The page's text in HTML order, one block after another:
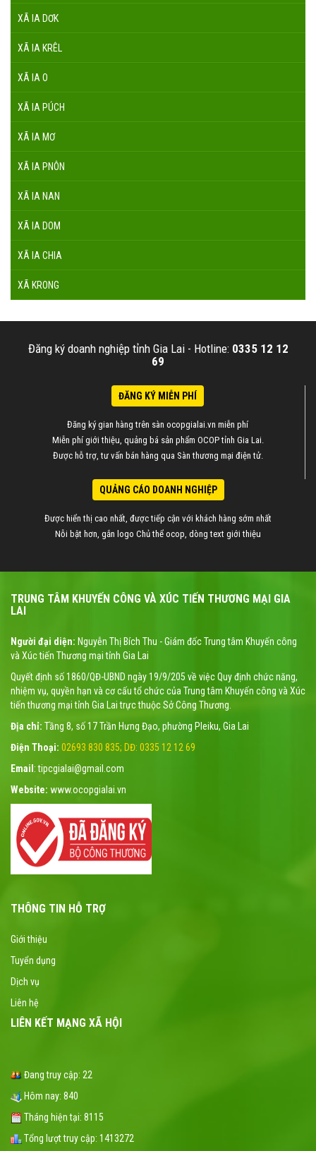
XÃ IA DƠK
XÃ IA KRÊL
XÃ IA O
XÃ IA PÚCH
XÃ IA MƠ
XÃ IA PNÔN
XÃ IA NAN
XÃ IA DOM
XÃ IA CHIA
XÃ KRONG
Đăng ký doanh nghiệp tỉnh Gia Lai - Hotline: 0335 12 12
69
ĐĂNG KÝ MIỄN PHÍ
Đăng ký gian hàng trên sàn ocopgialai.vn miễn phí
Miễn phí giới thiệu, quảng bá sản phẩm OCOP tỉnh Gia Lai.
Được hỗ trợ, tư vấn bán hàng qua Sàn thương mại điện tử.
QUẢNG CÁO DOANH NGHIỆP
Được hiển thị cao nhất, được tiếp cận với khách hàng sớm nhất
Nỗi bật hơn, gắn logo Chủ thể ocop, dòng text giới thiệu
TRUNG TÂM KHUYẾN CÔNG VÀ XÚC TIẾN THƯƠNG MẠI GIA
LAI
Người đại diện: Nguyễn Thị Bích Thu - Giám đốc Trung tâm Khuyến công
và Xúc tiến Thương mại tỉnh Gia Lai
Quyết định số 1860/QĐ-UBND ngày 19/9/205 về việc Quy định chức năng,
nhiệm vụ, quyền hạn và cơ cấu tổ chức của Trung tâm Khuyến công và Xúc
tiến thương mại tỉnh Gia Lai trực thuộc Sở Công Thương.
Địa chỉ: Tầng 8, số 17 Trần Hưng Đạo, phường Pleiku, Gia Lai
Điện Thoại: 02693 830 835; DĐ: 0335 12 12 69
Email : tipcgialai@gmail.com
Website: www.ocopgialai.vn
THÔNG TIN HỖ TRỢ
Giới thiệu
Tuyển dụng
Dịch vụ
Liên hệ
LIÊN KẾT MẠNG XÃ HỘI
Đang truy cập: 22
Hôm nay: 840
Tháng hiện tại: 8115
Tổng lượt truy cập: 1413272